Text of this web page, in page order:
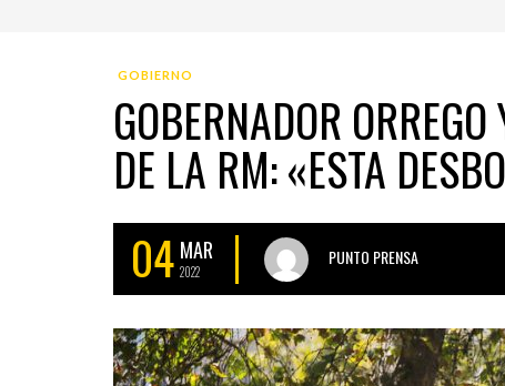
GOBIERNO
GOBERNADOR
DE LA RM: «ESTA
04 MAR
2022
PUNTO PRENSA